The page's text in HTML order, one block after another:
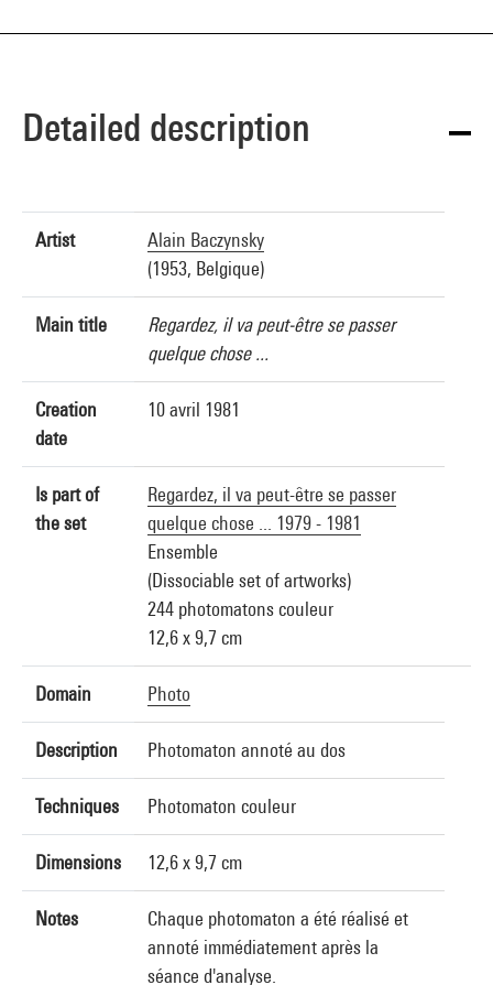
Detailed description
Artist
Alain Baczynsky
(1953, Belgique)
Main title
Regardez, il va peut-être se passer
quelque chose ...
Creation
date
10 avril 1981
Is part of
the set
Regardez, il va peut-être se passer
quelque chose ... 1979 - 1981
Ensemble
(Dissociable set of artworks)
244 photomatons couleur
12,6 x 9,7 cm
Domain Photo
Description Photomaton annoté au dos
Techniques Photomaton couleur
Dimensions 12,6 x 9,7 cm
Notes
Chaque photomaton a été réalisé et
annoté immédiatement après la
séance d'analyse.